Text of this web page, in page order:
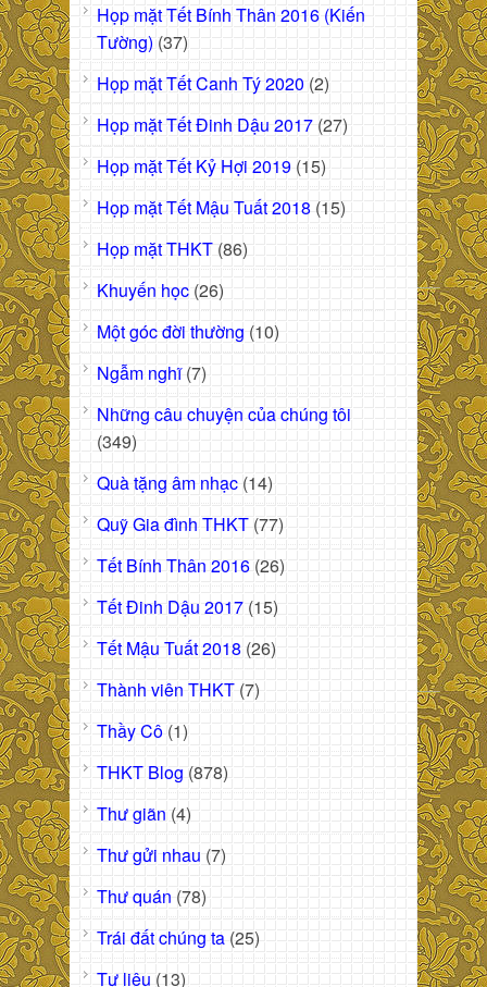
Họp mặt Tết Bính Thân 2016 (Kiến
Tường) (37)
Họp mặt Tết Canh Tý 2020 (2)
Họp mặt Tết Đinh Dậu 2017 (27)
Họp mặt Tết Kỷ Hợi 2019 (15)
Họp mặt Tết Mậu Tuất 2018 (15)
Họp mặt THKT (86)
Khuyến học (26)
Một góc đời thường (10)
Ngẫm nghĩ(7)
Những câu chuyện của chúng tôi
(349)
Quà tặng âm nhạc (14)
Quỹ Gia đình THKT (77)
Tết Bính Thân 2016 (26)
Tết Đinh Dậu 2017 (15)
Tết Mậu Tuất 2018 (26)
Thành viên THKT (7)
Thầy Cô (1)
THKT Blog (878)
Thư giãn (4)
Thư gửi nhau (7)
Thư quán (78)
Trái đất chúng ta (25)
Tư liệu (13)